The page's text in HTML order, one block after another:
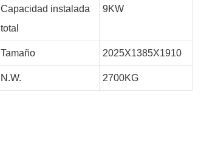
Capacidad instalada
total
9KW
Tamaño 2025X1385X1910
N.W. 2700KG